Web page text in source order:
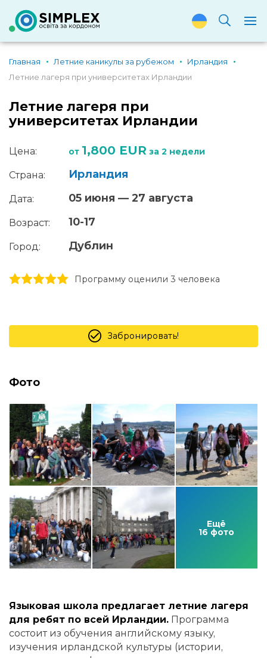
Главная Летние каникулы за рубежом
Ирландия
Летние лагеря при университетах Ирландии
Летние лагеря при
университетах Ирландии
Цена: от 1,800 EUR за 2 недели
Страна: Ирландия
Дата: 05 июня — 27 августа
Возраст: 10-17
Город: Дублин
5 stars
4 stars
3 stars
2 stars
1 stars Программу оценили 3 человекa
Забронировать!
Фото
Ещё
16 фото
Языковая школа предлагает летние лагеря
для ребят по всей Ирландии. Программа
состоит из обучения английскому языку,
изучения ирландской культуры (истории,